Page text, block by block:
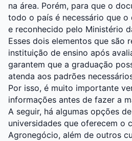
na área. Porém, para que o
todo o país é necessário que o
e reconhecido pelo Ministério
Esses dois elementos que são
instituição de ensino após
garantem que a graduação
atenda aos padrões
Por isso, é muito importante
informações antes de fazer a
A seguir, há algumas opções
universidades que oferecem o
Agronegócio, além de outros